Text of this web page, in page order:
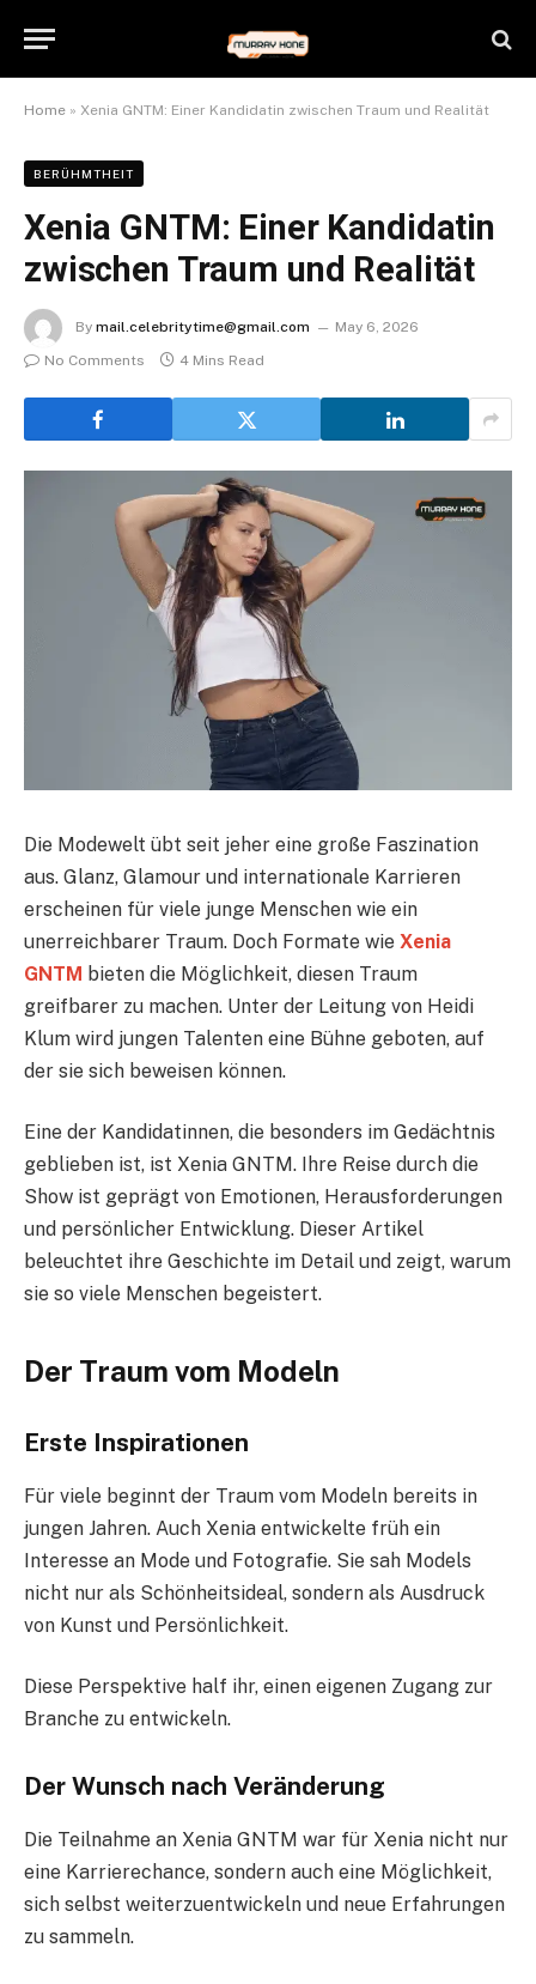
Home » Xenia GNTM: Einer Kandidatin zwischen Traum und Realität
BERÜHMTHEIT
Xenia GNTM: Einer Kandidatin
zwischen Traum und Realität
By mail.celebritytime@gmail.com
May 6, 2026
No Comments
4 Mins Read
Die Modewelt übt seit jeher eine große Faszination
aus. Glanz, Glamour und internationale Karrieren
erscheinen für viele junge Menschen wie ein
unerreichbarer Traum. Doch Formate wie Xenia
GNTM bieten die Möglichkeit, diesen Traum
greifbarer zu machen. Unter der Leitung von Heidi
Klum wird jungen Talenten eine Bühne geboten, auf
der sie sich beweisen können.
Eine der Kandidatinnen, die besonders im Gedächtnis
geblieben ist, ist Xenia GNTM. Ihre Reise durch die
Show ist geprägt von Emotionen, Herausforderungen
und persönlicher Entwicklung. Dieser Artikel
beleuchtet ihre Geschichte im Detail und zeigt, warum
sie so viele Menschen begeistert.
Der Traum vom Modeln
Erste Inspirationen
Für viele beginnt der Traum vom Modeln bereits in
jungen Jahren. Auch Xenia entwickelte früh ein
Interesse an Mode und Fotografie. Sie sah Models
nicht nur als Schönheitsideal, sondern als Ausdruck
von Kunst und Persönlichkeit.
Diese Perspektive half ihr, einen eigenen Zugang zur
Branche zu entwickeln.
Der Wunsch nach Veränderung
Die Teilnahme an Xenia GNTM war für Xenia nicht nur
eine Karrierechance, sondern auch eine Möglichkeit,
sich selbst weiterzuentwickeln und neue Erfahrungen
zu sammeln.